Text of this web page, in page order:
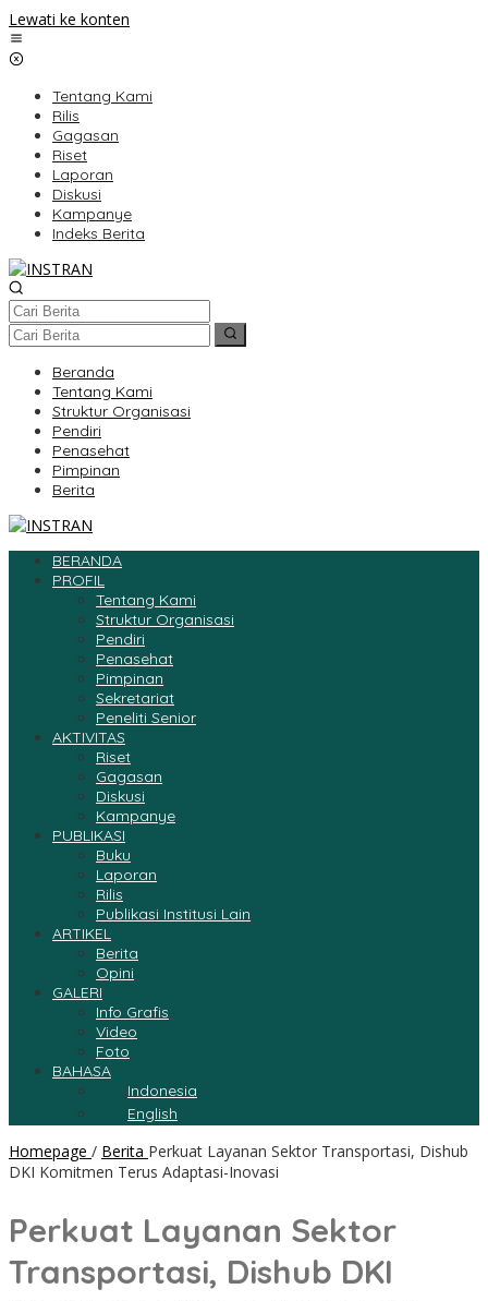
Lewati ke konten
Tentang Kami
Rilis
Gagasan
Riset
Laporan
Diskusi
Kampanye
Indeks Berita
Beranda
Tentang Kami
Struktur Organisasi
Pendiri
Penasehat
Pimpinan
Berita
BERANDA
PROFIL
Tentang Kami
Struktur Organisasi
Pendiri
Penasehat
Pimpinan
Sekretariat
Peneliti Senior
AKTIVITAS
Riset
Gagasan
Diskusi
Kampanye
PUBLIKASI
Buku
Laporan
Rilis
Publikasi Institusi Lain
ARTIKEL
Berita
Opini
GALERI
Info Grafis
Video
Foto
BAHASA
Indonesia
English
Homepage / Berita Perkuat Layanan Sektor Transportasi, Dishub
DKI Komitmen Terus Adaptasi-Inovasi
Perkuat Layanan Sektor
Transportasi, Dishub DKI